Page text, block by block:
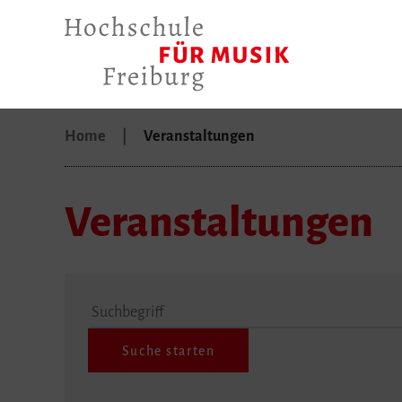
Home Veranstaltungen
Veranstaltungen
Suchbegriff